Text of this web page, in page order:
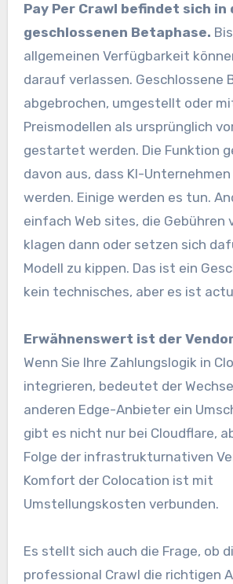
Pay Per Crawl befindet sich in
geschlossenen Betaphase.
allgemeinen Verfügbarkeit
darauf verlassen. Geschlossene
abgebrochen, umgestellt oder
Preismodellen als ursprünglich
gestartet werden. Die Funktion
davon aus, dass KI-
werden. Einige werden es tun.
einfach Web sites, die Gebühren
klagen dann oder setzen sich
Modell zu kippen. Das ist ein
kein technisches, aber es ist
Erwähnenswert ist der
Wenn Sie Ihre Zahlungslogik in
integrieren, bedeutet der
anderen Edge-Anbieter ein
gibt es nicht nur bei Cloudflare,
Folge der infrastrukturnativen
Komfort der Colocation ist mit
Umstellungskosten verbunden.
Es stellt sich auch die Frage, ob
professional Crawl die richtigen